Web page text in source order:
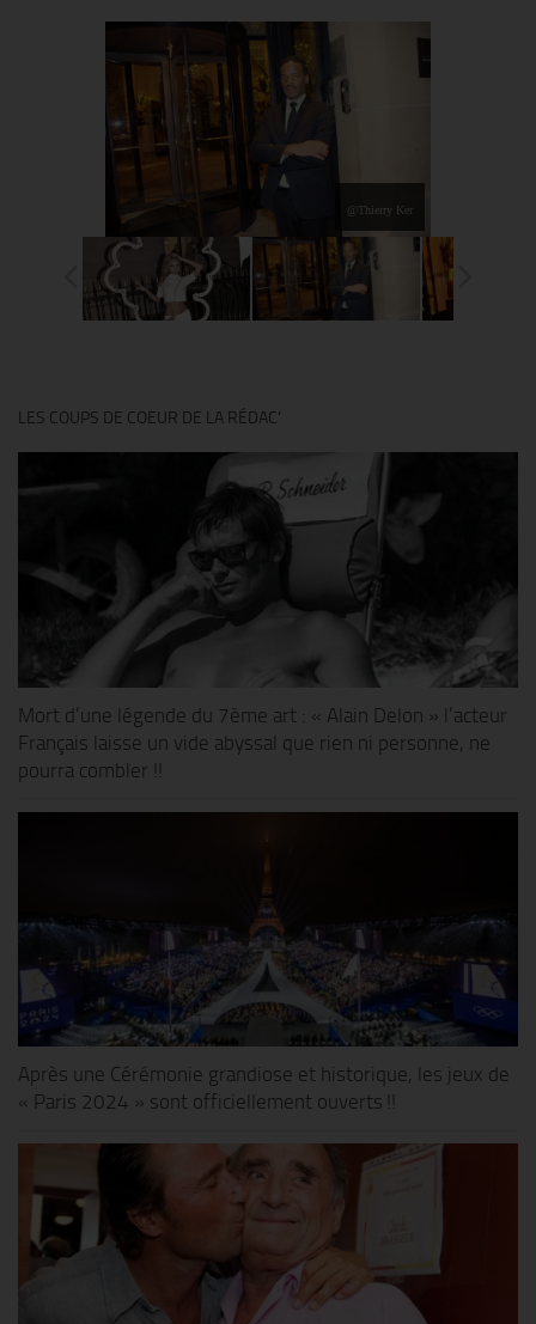
@Thierry Ker
LES COUPS DE COEUR DE LA RÉDAC’
Mort d’une légende du 7ème art : « Alain Delon » l’acteur
Français laisse un vide abyssal que rien ni personne, ne
pourra combler !!
Après une Cérémonie grandiose et historique, les jeux de
« Paris 2024 » sont officiellement ouverts !!